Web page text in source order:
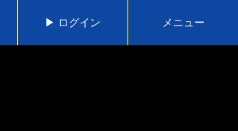
▶ ログイン メニュー